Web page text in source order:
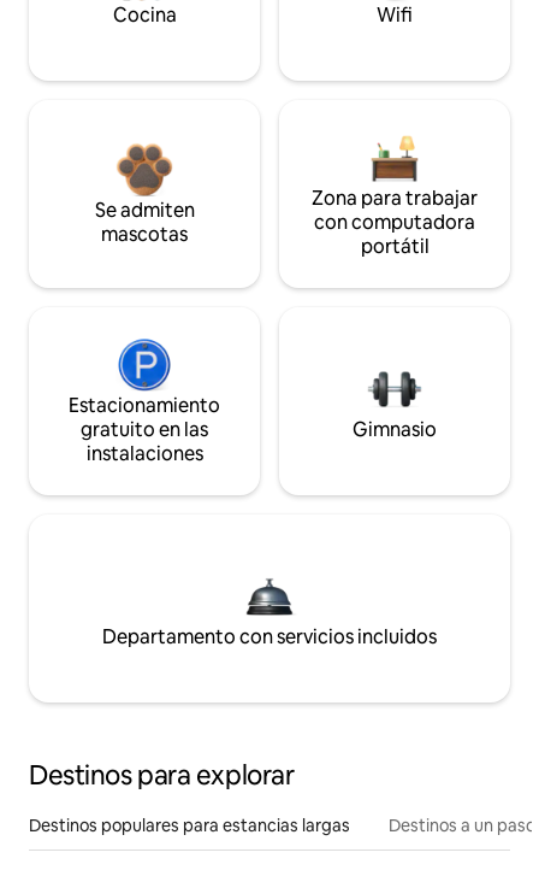
Cocina Wifi
Se admiten
mascotas
Zona para trabajar
con computadora
portátil
Estacionamiento
gratuito en las
instalaciones
Gimnasio
Departamento con servicios incluidos
Destinos para explorar
Destinos populares para estancias largas Destinos a un